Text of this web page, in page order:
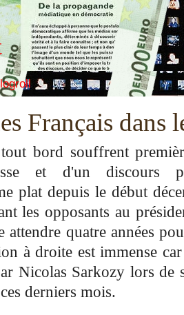
Français dans
bord souffrent
et d'un discours
plat depuis le début
les opposants au
attendre quatre années
à droite est immense
Nicolas Sarkozy lors de
derniers mois.